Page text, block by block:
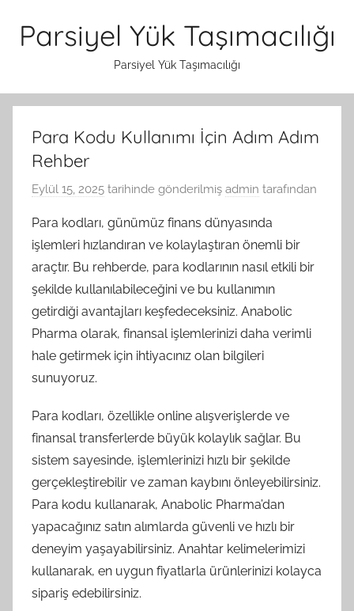
Parsiyel Yük Taşımacılığı
Parsiyel Yük Taşımacılığı
Para Kodu Kullanımı İçin Adım Adım
Rehber
Eylül 15, 2025 tarihinde gönderilmiş admin tarafından
Para kodları, günümüz finans dünyasında
işlemleri hızlandıran ve kolaylaştıran önemli bir
araçtır. Bu rehberde, para kodlarının nasıl etkili bir
şekilde kullanılabileceğini ve bu kullanımın
getirdiği avantajları keşfedeceksiniz. Anabolic
Pharma olarak, finansal işlemlerinizi daha verimli
hale getirmek için ihtiyacınız olan bilgileri
sunuyoruz.
Para kodları, özellikle online alışverişlerde ve
finansal transferlerde büyük kolaylık sağlar. Bu
sistem sayesinde, işlemlerinizi hızlı bir şekilde
gerçekleştirebilir ve zaman kaybını önleyebilirsiniz.
Para kodu kullanarak, Anabolic Pharma’dan
yapacağınız satın alımlarda güvenli ve hızlı bir
deneyim yaşayabilirsiniz. Anahtar kelimelerimizi
kullanarak, en uygun fiyatlarla ürünlerinizi kolayca
sipariş edebilirsiniz.